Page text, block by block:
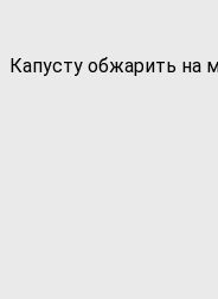
Капусту обжарить на